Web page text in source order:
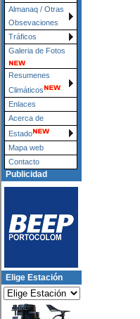
Almanaq / Otras
Obsevaciones
Tráficos
Galeria de Fotos
Resumenes
Climáticos
Enlaces
Acerca de
Estado
Mapa web
Contacto
Publicidad
Elige Estación